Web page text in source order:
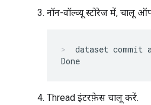
नॉन-वॉल्व्यू स्टोरेज में, चालू
dataset commit
Thread इंटरफ़ेस चालू करें.